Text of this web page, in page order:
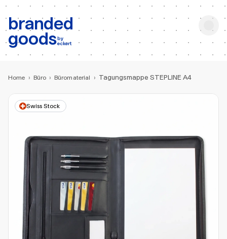
branded
goodsby
eckert
b: Produktsuche
Home › Büro › Büromaterial › Tagungsmappe STEPLINE A4
Swiss Stock